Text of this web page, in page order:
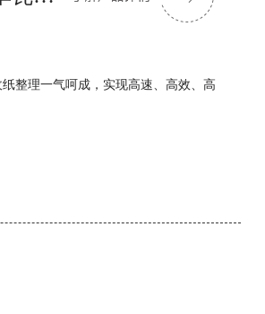
整理一气呵成，实现高速、高效、高